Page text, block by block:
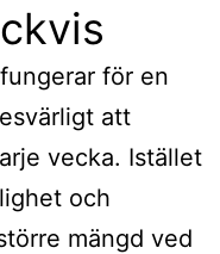
för en
att
vecka. Istället
och
mängd ved